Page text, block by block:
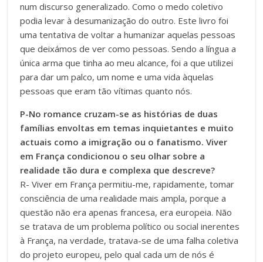
num discurso generalizado. Como o medo coletivo
podia levar à desumanização do outro. Este livro foi
uma tentativa de voltar a humanizar aquelas pessoas
que deixámos de ver como pessoas. Sendo a língua a
única arma que tinha ao meu alcance, foi a que utilizei
para dar um palco, um nome e uma vida àquelas
pessoas que eram tão vítimas quanto nós.
P-No romance cruzam-se as histórias de duas
famílias envoltas em temas inquietantes e muito
actuais como a imigração ou o fanatismo. Viver
em França condicionou o seu olhar sobre a
realidade tão dura e complexa que descreve?
R- Viver em França permitiu-me, rapidamente, tomar
consciência de uma realidade mais ampla, porque a
questão não era apenas francesa, era europeia. Não
se tratava de um problema político ou social inerentes
à França, na verdade, tratava-se de uma falha coletiva
do projeto europeu, pelo qual cada um de nós é